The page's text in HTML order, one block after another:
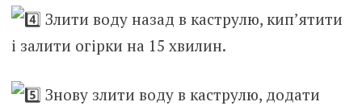
Злити воду назад в каструлю, кип’ятити
і залити огірки на 15 хвилин.
Знову злити воду в каструлю, додати